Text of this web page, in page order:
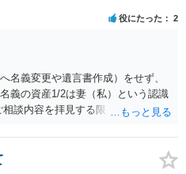
役にたった 2
名義変更や遺言書作成）をせず、
義の資産1/2は妻（私）という認識
談内容を拝見する限りでは、その
に対して自宅の評価額の１/２の代